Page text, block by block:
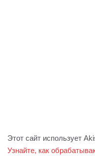
Этот сайт использует
Узнайте, как